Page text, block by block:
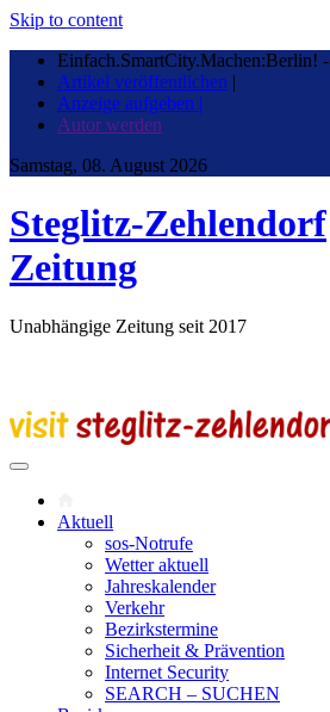
Skip to content
Einfach.SmartCity.Machen:Berlin! -
Artikel veröffentlichen |
Anzeige aufgeben |
Autor werden
Samstag, 08. August 2026
Steglitz-Zehlendorf
Zeitung
Unabhängige Zeitung seit 2017
Aktuell
sos-Notrufe
Wetter aktuell
Jahreskalender
Verkehr
Bezirkstermine
Sicherheit & Prävention
Internet Security
SEARCH – SUCHEN